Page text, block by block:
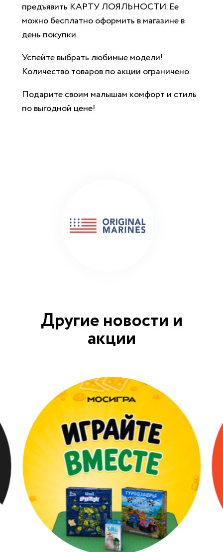
предъявить КАРТУ ЛОЯЛЬНОСТИ. Ее
можно бесплатно оформить в магазине в
день покупки.
Успейте выбрать любимые модели!
Количество товаров по акции ограничено.
Подарите своим малышам комфорт и стиль
по выгодной цене!
Другие новости и
акции